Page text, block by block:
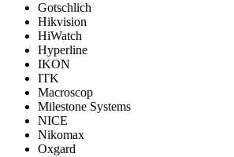
Gotschlich
Hikvision
HiWatch
Hyperline
IKON
ITK
Macroscop
Milestone Systems
NICE
Nikomax
Oxgard